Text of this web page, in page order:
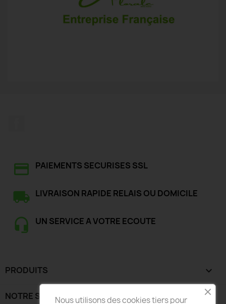
PAIEMENTS SECURISES SSL
LIVRAISON RAPIDE RELAIS OU DOMICILE
UN SERVICE A VOTRE ECOUTE
PRODUITS 
NOTRE SOCIÉTÉ 
Nous utilisons des cookies tiers pour